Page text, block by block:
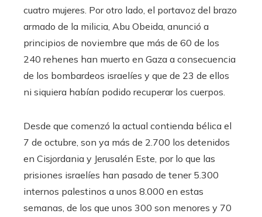
cuatro mujeres. Por otro lado, el portavoz del brazo
armado de la milicia, Abu Obeida, anunció a
principios de noviembre que más de 60 de los
240 rehenes han muerto en Gaza a consecuencia
de los bombardeos israelíes y que de 23 de ellos
ni siquiera habían podido recuperar los cuerpos.
Desde que comenzó la actual contienda bélica el
7 de octubre, son ya más de 2.700 los detenidos
en Cisjordania y Jerusalén Este, por lo que las
prisiones israelíes han pasado de tener 5.300
internos palestinos a unos 8.000 en estas
semanas, de los que unos 300 son menores y 70